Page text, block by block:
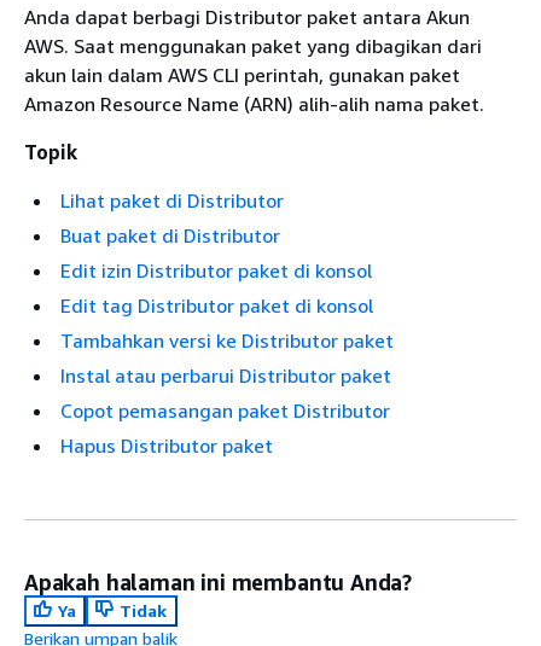
Anda dapat berbagi Distributor paket antara Akun
AWS. Saat menggunakan paket yang dibagikan dari
akun lain dalam AWS CLI perintah, gunakan paket
Amazon Resource Name (ARN) alih-alih nama paket.
Topik
Lihat paket di Distributor
Buat paket di Distributor
Edit izin Distributor paket di konsol
Edit tag Distributor paket di konsol
Tambahkan versi ke Distributor paket
Instal atau perbarui Distributor paket
Copot pemasangan paket Distributor
Hapus Distributor paket
Apakah halaman ini membantu Anda?
Ya
Tidak
Berikan umpan balik